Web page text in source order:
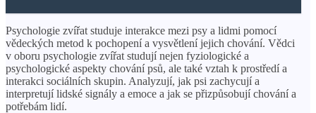
Psychologie zvířat studuje interakce mezi psy a lidmi pomocí
vědeckých metod k pochopení a vysvětlení jejich chování. Vědci
v oboru psychologie zvířat studují nejen fyziologické a
psychologické aspekty chování psů, ale také vztah k prostředí a
interakci sociálních skupin. Analyzují, jak psi zachycují a
interpretují lidské signály a emoce a jak se přizpůsobují chování a
potřebám lidí.